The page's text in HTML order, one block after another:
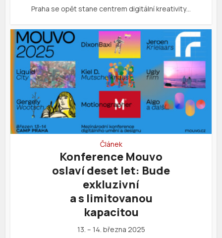
Praha se opět stane centrem digitální kreativity…
Článek
Konference Mouvo
oslaví deset let: Bude
exkluzivní
a s limitovanou
kapacitou
13. – 14. března 2025